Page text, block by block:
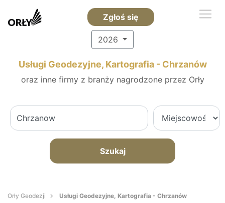
Zgłoś się
2026
Usługi Geodezyjne, Kartografia - Chrzanów
oraz inne firmy z branży nagrodzone przez Orły
Szukaj
Orły Geodezji Usługi Geodezyjne, Kartografia - Chrzanów